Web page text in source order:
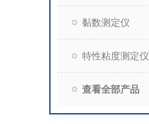
黏数测定仪
特性粘度测定仪
查看全部产品